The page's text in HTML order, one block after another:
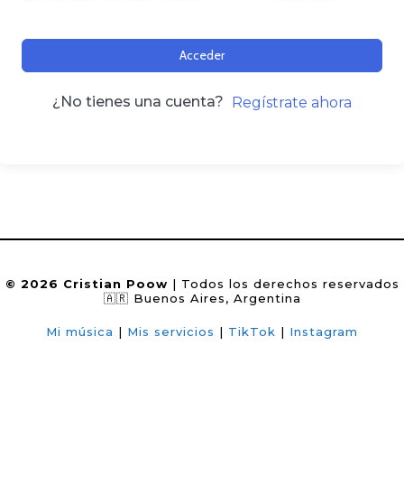
Acceder
¿No tienes una cuenta? Regístrate ahora
© 2026 Cristian Poow | Todos los derechos reservados
🇦🇷 Buenos Aires, Argentina
Mi música | Mis servicios | TikTok | Instagram